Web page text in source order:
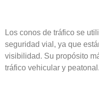
Los conos de tráfico se
seguridad vial, ya que
visibilidad. Su propósito
tráfico vehicular y peatonal.